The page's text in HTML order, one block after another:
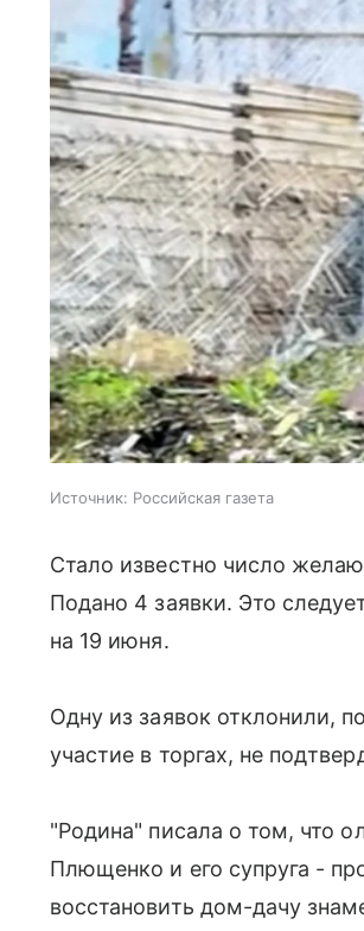
Источник: Российская газета
Стало известно число
Подано 4 заявки. Это
на 19 июня.
Одну из заявок отклонили,
участие в торгах, не
"Родина" писала о том, что
Плющенко и его супруга -
восстановить дом-дачу